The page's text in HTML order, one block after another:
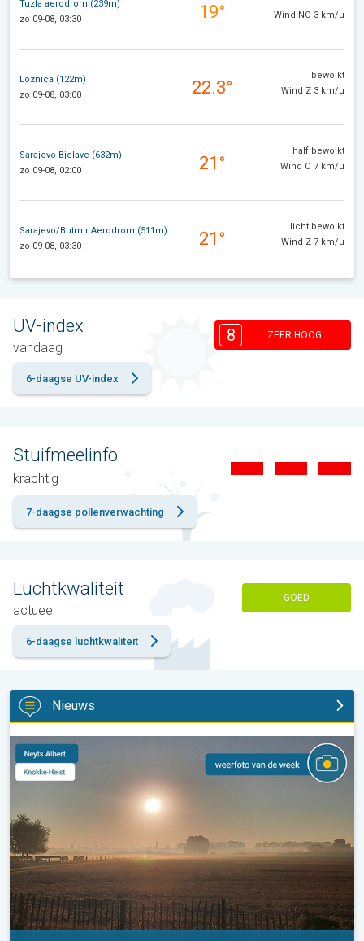
Tuzla aerodrom (239m)
zo 09-08, 03:30
19°
Wind NO 3 km/u
Loznica (122m)
zo 09-08, 03:00
22.3°
bewolkt
Wind Z 3 km/u
Sarajevo-Bjelave (632m)
zo 09-08, 02:00
21°
half bewolkt
Wind O 7 km/u
Sarajevo/Butmir Aerodrom (511m)
zo 09-08, 03:30
21°
licht bewolkt
Wind Z 7 km/u
UV-index
vandaag
8 ZEER HOOG
6-daagse UV-index
Stuifmeelinfo
krachtig
7-daagse pollenverwachting
Luchtkwaliteit
actueel
GOED
6-daagse luchtkwaliteit
Nieuws
De weerfoto van de week. Weer&Radar uploader. . .